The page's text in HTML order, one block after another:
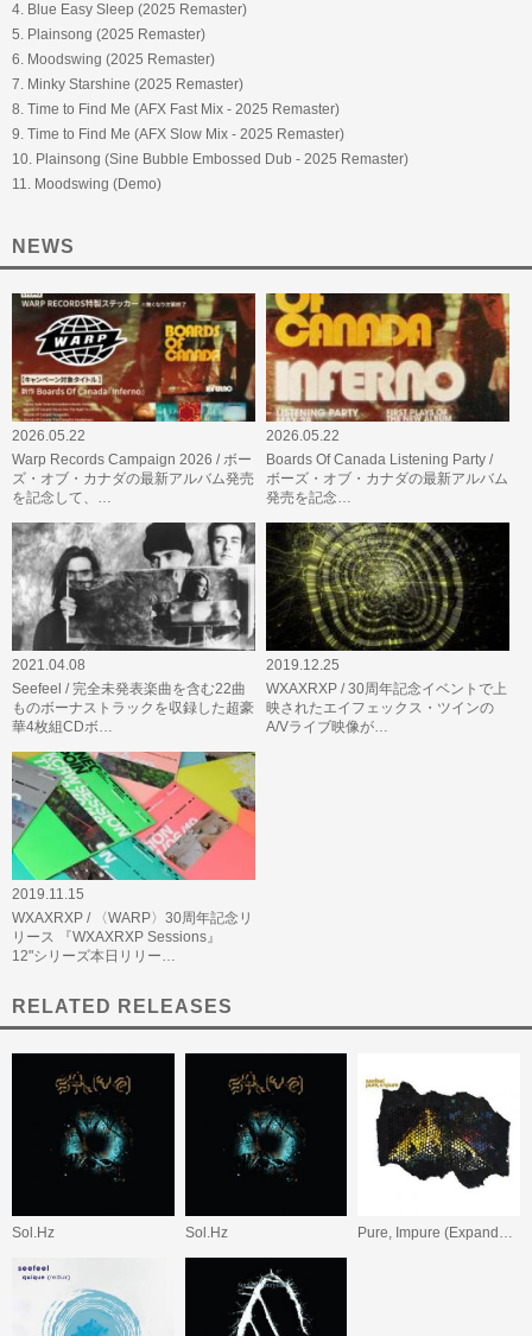
4. Blue Easy Sleep (2025 Remaster)
5. Plainsong (2025 Remaster)
6. Moodswing (2025 Remaster)
7. Minky Starshine (2025 Remaster)
8. Time to Find Me (AFX Fast Mix - 2025 Remaster)
9. Time to Find Me (AFX Slow Mix - 2025 Remaster)
10. Plainsong (Sine Bubble Embossed Dub - 2025 Remaster)
11. Moodswing (Demo)
NEWS
2026.05.22
Warp Records Campaign 2026 / ボー
ズ・オブ・カナダの最新アルバム発売
を記念して、…
2026.05.22
Boards Of Canada Listening Party /
ボーズ・オブ・カナダの最新アルバム
発売を記念…
2021.04.08
Seefeel / 完全未発表楽曲を含む22曲
ものボーナストラックを収録した超豪
華4枚組CDボ…
2019.12.25
WXAXRXP / 30周年記念イベントで上
映されたエイフェックス・ツインの
A/Vライブ映像が…
2019.11.15
WXAXRXP / 〈WARP〉30周年記念リ
リース 『WXAXRXP Sessions』
12"シリーズ本日リリー…
RELATED RELEASES
Sol.Hz Sol.Hz Pure, Impure (Expanded Edition)